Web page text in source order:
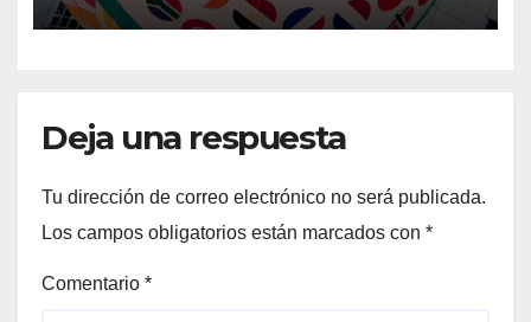
Deja una respuesta
Tu dirección de correo electrónico no será publicada.
Los campos obligatorios están marcados con *
Comentario *